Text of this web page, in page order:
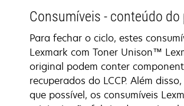
Consumíveis - conteúdo
Para fechar o ciclo, estes
Lexmark com Toner Unison™
original podem conter
recuperados do LCCP. Além
que possível, os consumíveis